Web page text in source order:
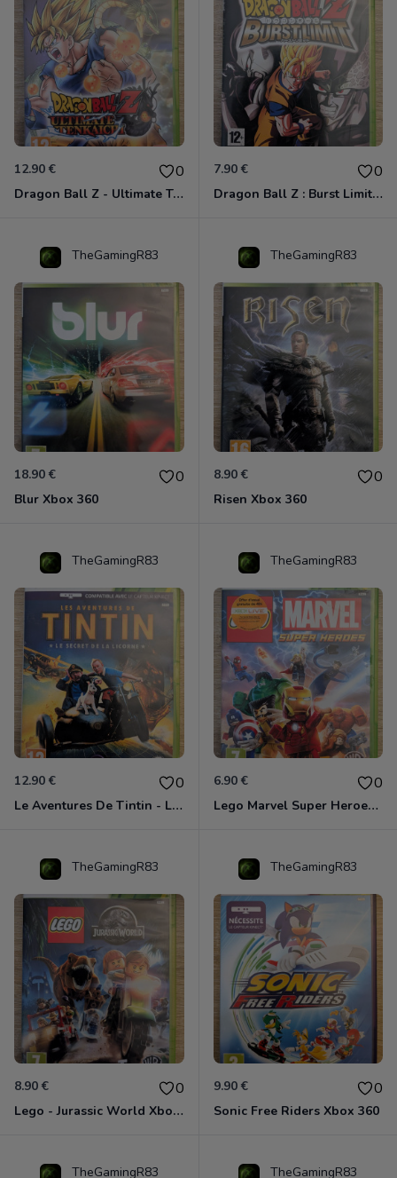
12.90 € 0
Dragon Ball Z - Ultimate Tenkaichi Xbox 360
7.90 € 0
Dragon Ball Z : Burst Limit Xbox 360
TheGamingR83
18.90 € 0
Blur Xbox 360
TheGamingR83
8.90 € 0
Risen Xbox 360
TheGamingR83
12.90 € 0
Le Aventures De Tintin - Le Secret De La Licorne Xbox 360
TheGamingR83
6.90 € 0
Lego Marvel Super Heroes Xbox 360
TheGamingR83
8.90 € 0
Lego - Jurassic World Xbox 360
TheGamingR83
9.90 € 0
Sonic Free Riders Xbox 360
TheGamingR83 TheGamingR83